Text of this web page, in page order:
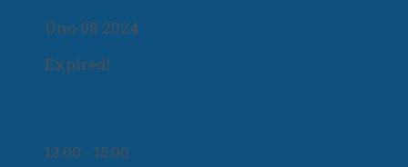
Úno 08 2024
Expired!
13:00 - 15:00